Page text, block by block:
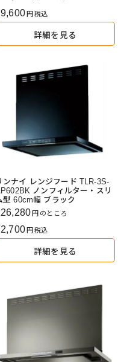
税込
詳細を見る
ンナイ レンジフード TLR-3S-
ノンフィルター・スリ
型 60cm幅 ブラック
のところ
税込
詳細を見る